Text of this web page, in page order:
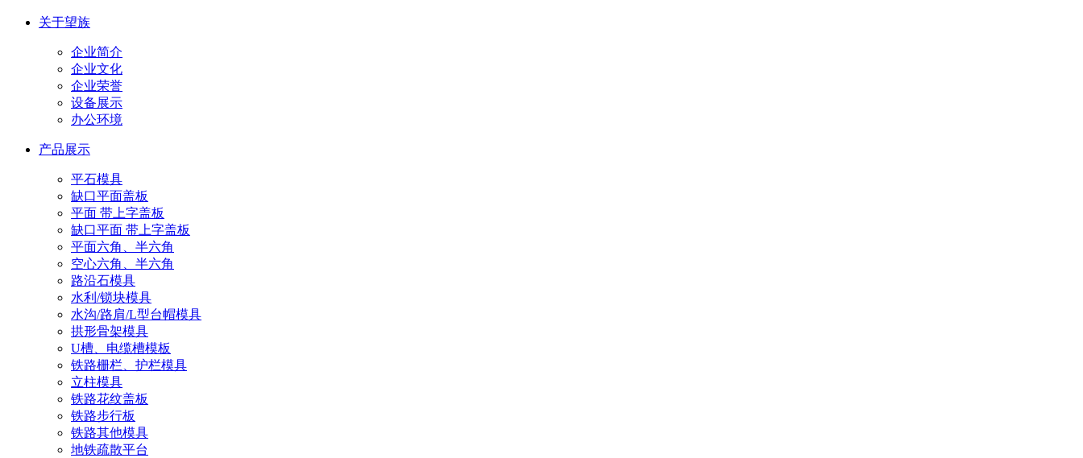
关于望族
企业简介
企业文化
企业荣誉
设备展示
办公环境
产品展示
平石模具
缺口平面盖板
平面 带上字盖板
缺口平面 带上字盖板
平面六角、半六角
空心六角、半六角
路沿石模具
水利/锁块模具
水沟/路肩/L型台帽模具
拱形骨架模具
U槽、电缆槽模板
铁路栅栏、护栏模具
立柱模具
铁路花纹盖板
铁路步行板
铁路其他模具
地铁疏散平台